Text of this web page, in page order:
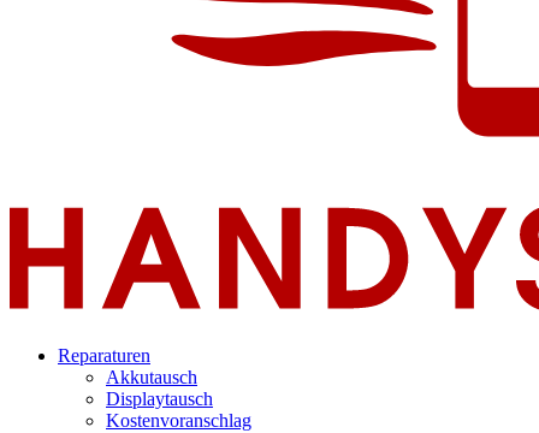
Reparaturen
Akkutausch
Displaytausch
Kostenvoranschlag